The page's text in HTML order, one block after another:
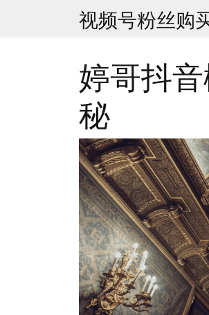
视频号粉丝购
婷哥抖
秘